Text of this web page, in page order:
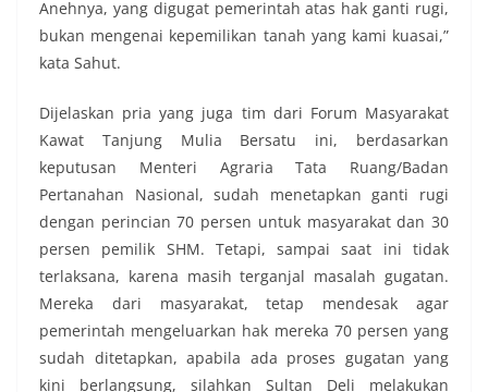
Anehnya, yang digugat pemerintah atas hak ganti rugi,
bukan mengenai kepemilikan tanah yang kami kuasai,”
kata Sahut.
Dijelaskan pria yang juga tim dari Forum Masyarakat
Kawat Tanjung Mulia Bersatu ini, berdasarkan
keputusan Menteri Agraria Tata Ruang/Badan
Pertanahan Nasional, sudah menetapkan ganti rugi
dengan perincian 70 persen untuk masyarakat dan 30
persen pemilik SHM. Tetapi, sampai saat ini tidak
terlaksana, karena masih terganjal masalah gugatan.
Mereka dari masyarakat, tetap mendesak agar
pemerintah mengeluarkan hak mereka 70 persen yang
sudah ditetapkan, apabila ada proses gugatan yang
kini berlangsung, silahkan Sultan Deli melakukan